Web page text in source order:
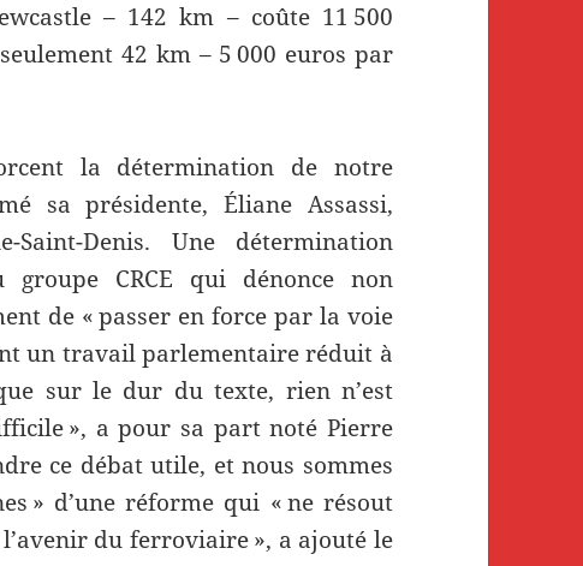
– 142 km – coûte 11 500
42 km – 5 000 euros par
la détermination de notre
sa présidente, Éliane ­Assassi,
Saint-Denis. Une détermination
CRCE qui dénonce non
de « passer en force par la voie
un travail parlementaire réduit à
sur le dur du texte, rien n’est
», a pour sa part noté Pierre
ce débat utile, et nous sommes
» d’une réforme qui « ne résout
du ferroviaire », a ajouté le